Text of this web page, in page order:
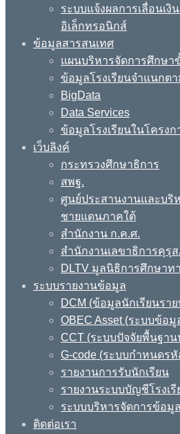
ระบบแจ้งผลการเลื่อนเงิ
อิเล็กทรอนิกส์
ข้อมูลสารสนเทศ
แผนบริหารจัดการศึกษ
ข้อมูลโรงเรียนจำแนกต
BigData
Data Services
ข้อมูลโรงเรียนในโครงก
เว็บลิงค์
กระทรวงศึกษาธิการ
สพฐ.
ศูนย์ประสานงานและบริ
ชายแดนภาคใต้
สำนักงาน ก.ค.ศ.
สำนักงานเลขาธิการคุรุ
DLTV มูลนิธิการศึกษาท
ระบบรายงานข้อมูล
DCM (ข้อมูลนักเรียนรา
OBEC Asset (ระบบข้อ
CCT (ระบบปัจจัยพื้นฐาน
G-code (ระบบกำหนดรหั
รายงานการรับนักเรียน
รายงานระบบบัญชีโรงเรี
ระบบบริหารจัดการข้อมู
ติดต่อเรา